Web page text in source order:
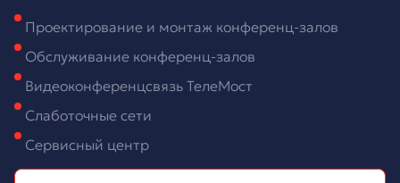
Проектирование и монтаж конференц-залов
Обслуживание конференц-залов
Видеоконференцсвязь ТелеМост
Слаботочные сети
Сервисный центр